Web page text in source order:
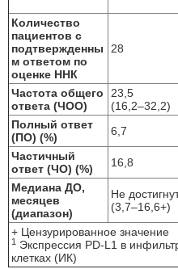
Количество
пациентов с
подтвержденны
м ответом по
оценке ННК
28
Частота общего
ответа (ЧОО)
23,5
(16,2–32,2)
Полный ответ
(ПО) (%)
6,7
Частичный
ответ (ЧО) (%)
16,8
Медиана ДО,
месяцев
(диапазон)
Не
(3,7–16,6+)
+ Цензурированное значение
1
Экспрессия PD-L1 в
клетках (ИК)